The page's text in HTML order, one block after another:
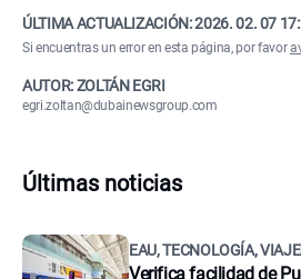
ÚLTIMA ACTUALIZACIÓN:2026. 02. 07
Si encuentras un error en esta página, por favor
AUTOR: ZOLTÁN EGRI
egri.zoltan@dubainewsgroup.com
Últimas noticias
EAU, TECNOLOGÍA,
Verifica facilidad de